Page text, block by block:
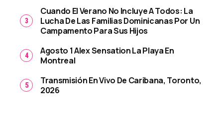
Cuando El Verano No Incluye A Todos: La
Lucha De Las Familias Dominicanas Por Un
Campamento Para Sus Hijos
Agosto 1 Alex Sensation La Playa En
Montreal
Transmisión En Vivo De Caribana, Toronto,
2026